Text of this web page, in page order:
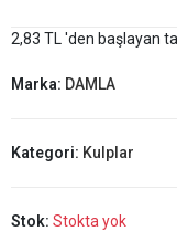
2,83 TL 'den başlayan
Marka: DAMLA
Kategori: Kulplar
Stok: Stokta yok